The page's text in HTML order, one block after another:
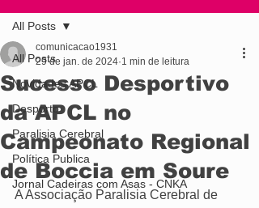
All Posts
Novidades APCL
Desporto
Paralisia Cerebral
Política Publica
Jornal Cadeiras com Asas - CNKA
All Posts
Sucesso Desportivo
da APCL no
Campeonato Regional
de Boccia em Soure
comunicacao1931
29 de jan. de 2024 1 min de leitura
A Associação Paralisia Cerebral de